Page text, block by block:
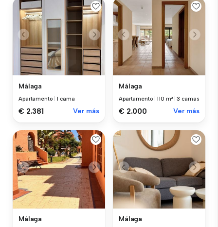
Málaga
Apartamento |1 cama
€ 2.381 Ver más
Málaga
Apartamento |110 m² |3 camas
€ 2.000 Ver más
Málaga Málaga